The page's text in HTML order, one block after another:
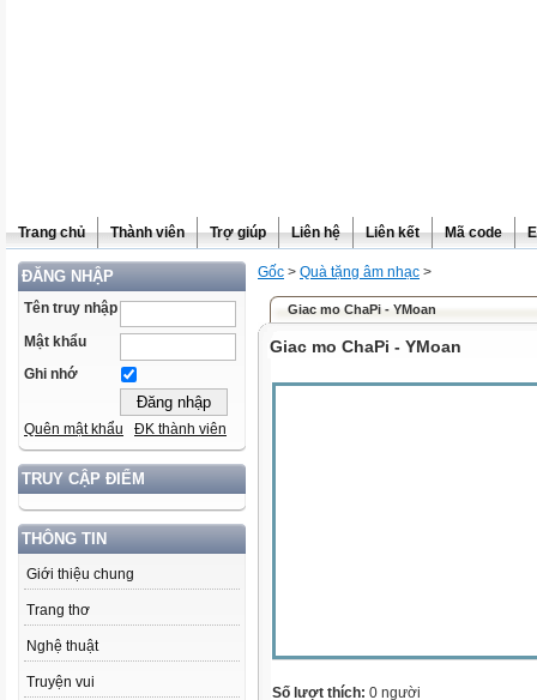
Trang chủ Thành viên Trợ giúp Liên hệ Liên kết Mã code
ĐĂNG NHẬP
Tên truy nhập
Mật khẩu
Ghi nhớ
Quên mật khẩu ĐK thành viên
TRUY CẬP ĐIỂM
THÔNG TIN
Giới thiệu chung
Trang thơ
Nghệ thuật
Truyện vui
Gốc > Quà tặng âm nhạc >
Giac mo ChaPi - YMoan
Giac mo ChaPi - YMoan
Số lượt thích: 0 người